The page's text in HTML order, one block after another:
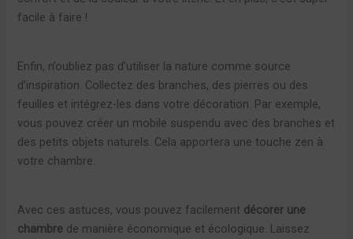
facile à faire !
Enfin, n’oubliez pas d’utiliser la nature comme source
d’inspiration. Collectez des branches, des pierres ou des
feuilles et intégrez-les dans votre décoration. Par exemple,
vous pouvez créer un mobile suspendu avec des branches et
des petits objets naturels. Cela apportera une touche zen à
votre chambre.
Avec ces astuces, vous pouvez facilement décorer une
chambre de manière économique et écologique. Laissez